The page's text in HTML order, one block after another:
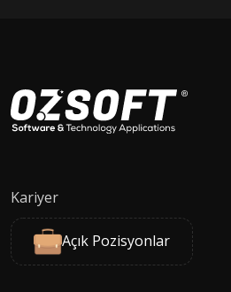
Kariyer
Açık Pozisyonlar